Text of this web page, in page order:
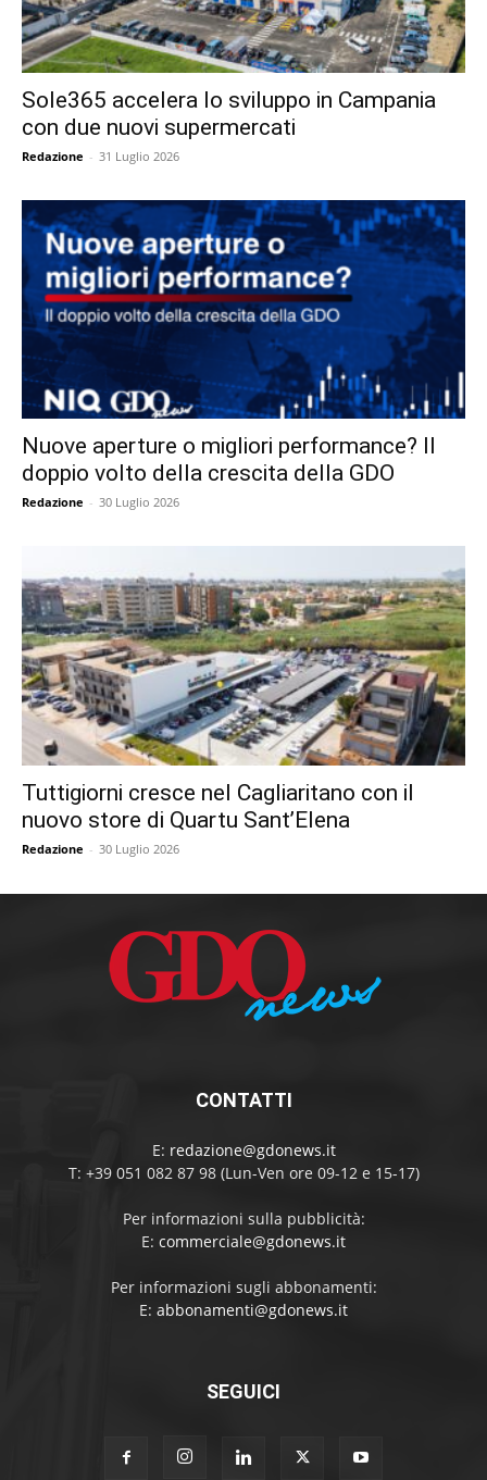
Sole365 accelera lo sviluppo in Campania
con due nuovi supermercati
Redazione - 31 Luglio 2026
Nuove aperture o migliori performance? Il
doppio volto della crescita della GDO
Redazione - 30 Luglio 2026
Tuttigiorni cresce nel Cagliaritano con il
nuovo store di Quartu Sant’Elena
Redazione - 30 Luglio 2026
CONTATTI
E: redazione@gdonews.it
T: +39 051 082 87 98 (Lun-Ven ore 09-12 e 15-17)
Per informazioni sulla pubblicità:
E: commerciale@gdonews.it
Per informazioni sugli abbonamenti:
E: abbonamenti@gdonews.it
SEGUICI